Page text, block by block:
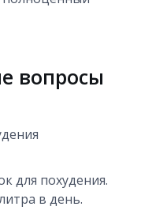
вопросы
для похудения.
в день.